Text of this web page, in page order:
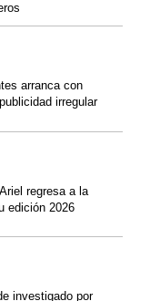
arranca con
irregular
regresa a la
edición 2026
investigado por